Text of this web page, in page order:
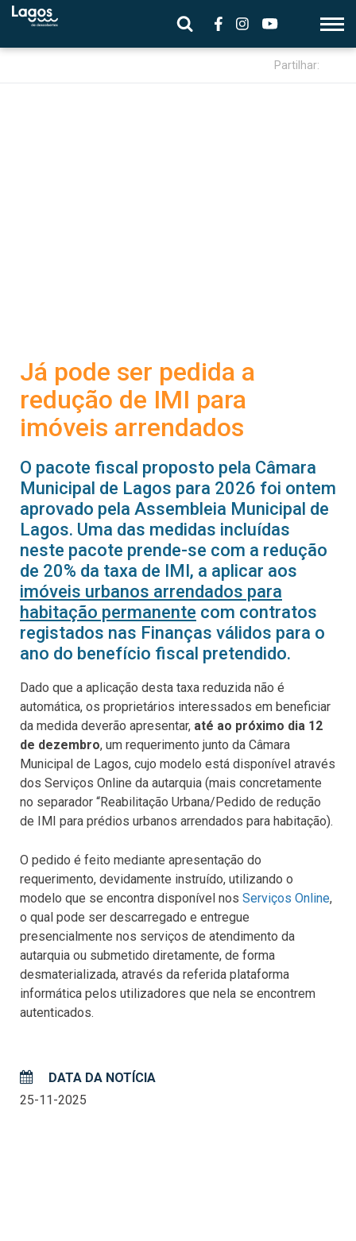
Partilhar:
Já pode ser pedida a
redução de IMI para
imóveis arrendados
O pacote fiscal proposto pela Câmara
Municipal de Lagos para 2026 foi ontem
aprovado pela Assembleia Municipal de
Lagos. Uma das medidas incluídas
neste pacote prende-se com a redução
de 20% da taxa de IMI, a aplicar aos
imóveis urbanos arrendados para
habitação permanente com contratos
registados nas Finanças válidos para o
ano do benefício fiscal pretendido.
Dado que a aplicação desta taxa reduzida não é
automática, os proprietários interessados em beneficiar
da medida deverão apresentar, até ao próximo dia 12
de dezembro, um requerimento junto da Câmara
Municipal de Lagos, cujo modelo está disponível através
dos Serviços Online da autarquia (mais concretamente
no separador “Reabilitação Urbana/Pedido de redução
de IMI para prédios urbanos arrendados para habitação).
O pedido é feito mediante apresentação do
requerimento, devidamente instruído, utilizando o
modelo que se encontra disponível nos Serviços Online,
o qual pode ser descarregado e entregue
presencialmente nos serviços de atendimento da
autarquia ou submetido diretamente, de forma
desmaterializada, através da referida plataforma
informática pelos utilizadores que nela se encontrem
autenticados.
DATA DA NOTÍCIA
25-11-2025